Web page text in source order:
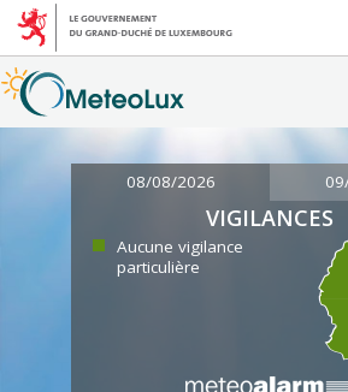
08/08/2026
VIGILANCES
Aucune vigilance
particulière